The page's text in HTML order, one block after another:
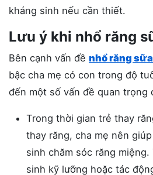
kháng sinh nếu cần thiết.
Lưu ý khi nhổ răng
Bên cạnh vấn đề nhổ răng sữa
bậc cha mẹ có con trong độ
đến một số vấn đề quan trọng
Trong thời gian trẻ thay
thay răng, cha mẹ nên
sinh chăm sóc răng
sinh kỹ lưỡng hoặc tác